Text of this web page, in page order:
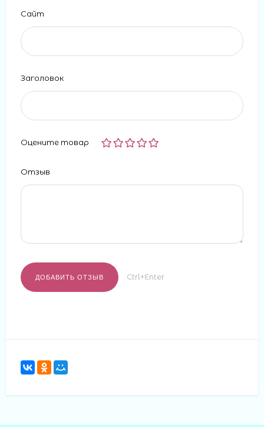
Сайт
Заголовок
Оцените товар
Отзыв
Ctrl+Enter